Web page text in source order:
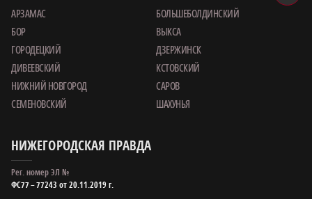
АРЗАМАС
БОЛЬШЕБОЛДИНСКИЙ
БОР
ВЫКСА
ГОРОДЕЦКИЙ
ДЗЕРЖИНСК
ДИВЕЕВСКИЙ
КСТОВСКИЙ
НИЖНИЙ НОВГОРОД
САРОВ
СЕМЕНОВСКИЙ
ШАХУНЬЯ
НИЖЕГОРОДСКАЯ ПРАВДА
Рег. номер ЭЛ №
ФС77 – 77243 от 20.11.2019 г.